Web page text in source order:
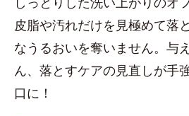
皮脂や汚れだけを見極めて落
なうるおいを奪いません。与
ん、落とすケアの見直しが手
口に！